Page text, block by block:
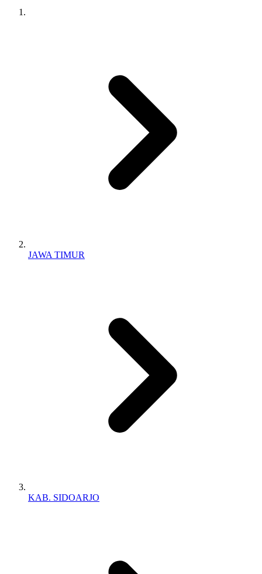
JAWA TIMUR
KAB. SIDOARJO